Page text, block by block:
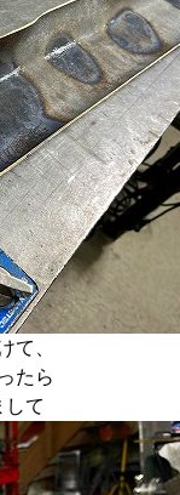
て、
たら
して